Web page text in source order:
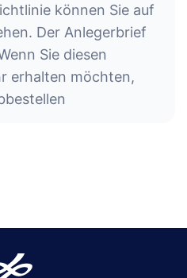
können Sie auf
Der Anlegerbrief
Sie diesen
erhalten möchten,